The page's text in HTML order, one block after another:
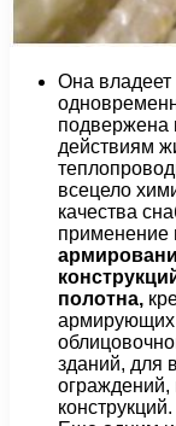
Она владеет
подвержена
действиям
всецело
качества
применение
полотна,
армирующих
зданий, для
конструкций.